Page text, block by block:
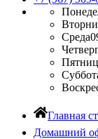
Среда
Главная
Домашний